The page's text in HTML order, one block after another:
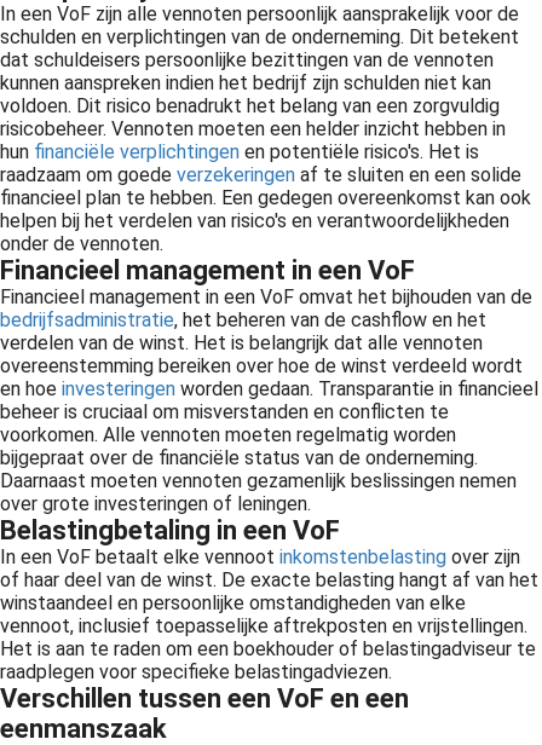
In een VoF zijn alle vennoten persoonlijk aansprakelijk voor de
schulden en verplichtingen van de onderneming. Dit betekent
dat schuldeisers persoonlijke bezittingen van de vennoten
kunnen aanspreken indien het bedrijf zijn schulden niet kan
voldoen. Dit risico benadrukt het belang van een zorgvuldig
risicobeheer. Vennoten moeten een helder inzicht hebben in
hun financiële verplichtingen en potentiële risico's. Het is
raadzaam om goede verzekeringen af te sluiten en een solide
financieel plan te hebben. Een gedegen overeenkomst kan ook
helpen bij het verdelen van risico's en verantwoordelijkheden
onder de vennoten.
Financieel management in een VoF
Financieel management in een VoF omvat het bijhouden van de
bedrijfsadministratie, het beheren van de cashflow en het
verdelen van de winst. Het is belangrijk dat alle vennoten
overeenstemming bereiken over hoe de winst verdeeld wordt
en hoe investeringen worden gedaan. Transparantie in financieel
beheer is cruciaal om misverstanden en conflicten te
voorkomen. Alle vennoten moeten regelmatig worden
bijgepraat over de financiële status van de onderneming.
Daarnaast moeten vennoten gezamenlijk beslissingen nemen
over grote investeringen of leningen.
Belastingbetaling in een VoF
In een VoF betaalt elke vennoot inkomstenbelasting over zijn
of haar deel van de winst. De exacte belasting hangt af van het
winstaandeel en persoonlijke omstandigheden van elke
vennoot, inclusief toepasselijke aftrekposten en vrijstellingen.
Het is aan te raden om een boekhouder of belastingadviseur te
raadplegen voor specifieke belastingadviezen.
Verschillen tussen een VoF en een
eenmanszaak